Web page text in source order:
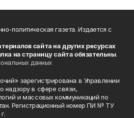
политическая газета. Издается с
сайта на других ресурсах
на страницу сайта обязательны.
данных
зарегистрирована в Управлении
надзору в сфере связи,
и массовых коммуникаций по
Регистрационный номер ПИ № ТУ